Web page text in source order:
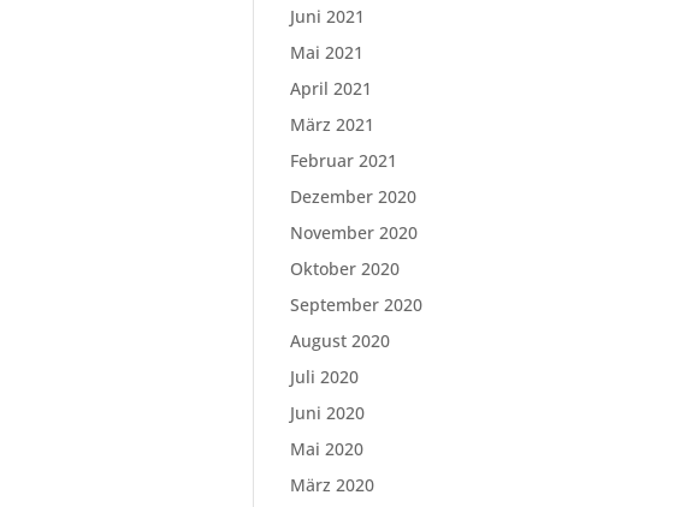
Juni 2021
Mai 2021
April 2021
März 2021
Februar 2021
Dezember 2020
November 2020
Oktober 2020
September 2020
August 2020
Juli 2020
Juni 2020
Mai 2020
März 2020